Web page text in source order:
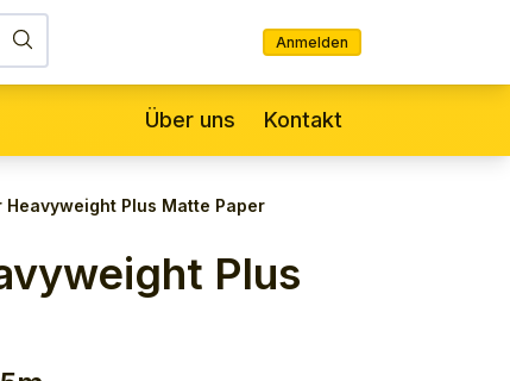
Anmelden
Über uns Kontakt
Heavyweight Plus Matte Paper
Plus